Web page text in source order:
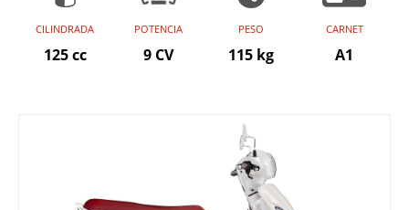
CILINDRADA
125 cc
POTENCIA
9 CV
PESO
115 kg
CARNET
A1